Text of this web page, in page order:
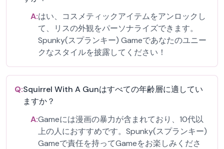
A:はい、コスメティックアイテムをアンロックし
て、リスの外観をパーソナライズできます。
Spunky(スプランキー) Gameであなたのユニー
クなスタイルを披露してください！
Q:Squirrel With A Gunはすべての年齢層に適してい
ますか？
A:Gameには漫画の暴力が含まれており、10代以
上の人におすすめです。Spunky(スプランキー)
Gameで責任を持ってGameをお楽しみくださ